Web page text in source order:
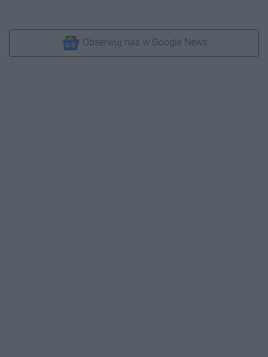
Obserwuj nas w Google News